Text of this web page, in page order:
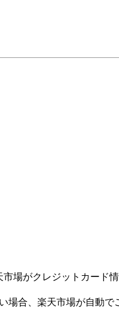
場がクレジットカード
合、楽天市場が自動で